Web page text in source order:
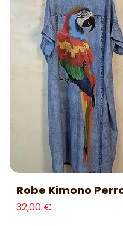
Aperçu rapide
Robe Kimono
Prix
32,00 €